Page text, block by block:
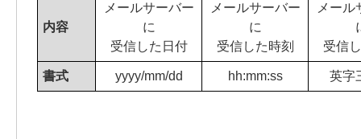
内容
メールサーバー
に
受信した日付
メールサーバー
に
受信した時刻
メール
受信
書式 yyyy/mm/dd hh:mm:ss 英字